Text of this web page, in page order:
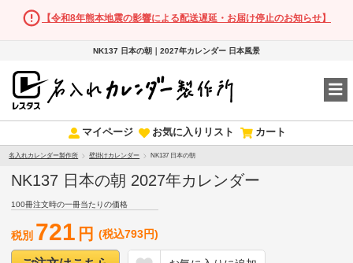
【令和8年熊本地震の影響による配送遅延・お届け停止のお知らせ】
NK137 日本の朝｜2027年カレンダー 日本風景
マイページ お気に入りリスト カート
名入れカレンダー製作所 壁掛けカレンダー NK137 日本の朝
NK137 日本の朝 2027年カレンダー
100冊注文時の一冊当たりの価格
税別 721 円 (税込793円)